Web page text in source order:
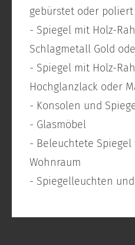
gebürstet oder poliert
- Spiegel mit Holz-
Schlagmetall Gold
- Spiegel mit Holz-
Hochglanzlack oder
- Konsolen und
- Glasmöbel
- Beleuchtete Spiegel
Wohnraum
- Spiegelleuchten